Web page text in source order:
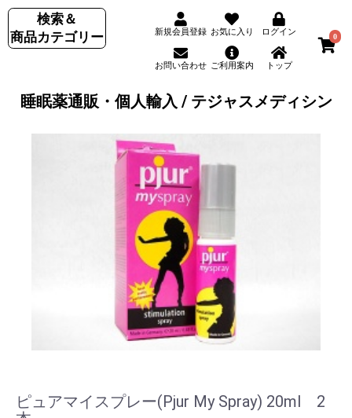
検索＆
商品カテゴリー
新規会員登録 お気に入り ログイン
お問い合わせ ご利用案内 トップ
0
睡眠薬通販・個人輸入 / テジャスメディシン
ピュアマイスプレー(Pjur My Spray) 20ml 2